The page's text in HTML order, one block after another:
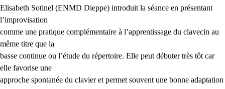
Elisabeth Sotinel (ENMD Dieppe) introduit la séance en présentant
l’improvisation
comme une pratique complémentaire à l’apprentissage du clavecin au
même titre que la
basse continue ou l’étude du répertoire. Elle peut débuter très tôt car
elle favorise une
approche spontanée du clavier et permet souvent une bonne adaptation